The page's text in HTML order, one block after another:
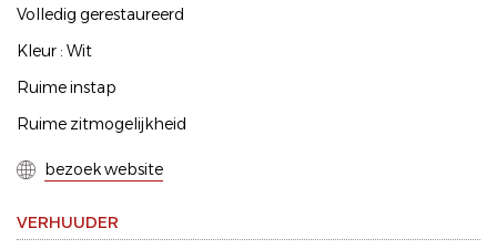
Volledig gerestaureerd
Kleur : Wit
Ruime instap
Ruime zitmogelijkheid
bezoek website
VERHUUDER